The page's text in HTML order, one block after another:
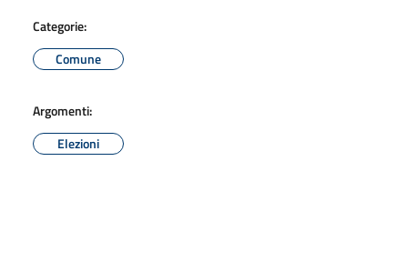
Categorie:
Comune
Argomenti:
Elezioni